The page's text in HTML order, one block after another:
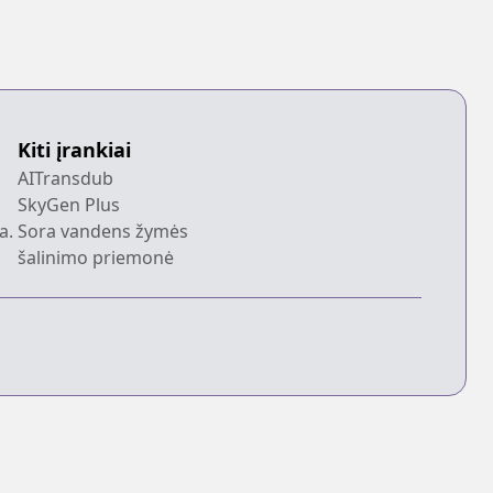
Kiti įrankiai
AITransdub
SkyGen Plus
Sora vandens žymės
šalinimo priemonė